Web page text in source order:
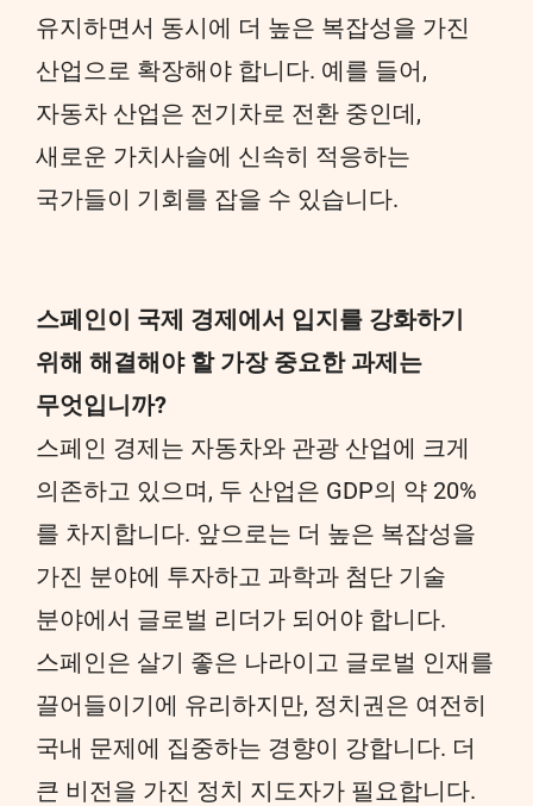
유지하면서 동시에 더 높은 복잡성을 가진
산업으로 확장해야 합니다. 예를 들어,
자동차 산업은 전기차로 전환 중인데,
새로운 가치사슬에 신속히 적응하는
국가들이 기회를 잡을 수 있습니다.
스페인이 국제 경제에서 입지를 강화하기
위해 해결해야 할 가장 중요한 과제는
무엇입니까?
스페인 경제는 자동차와 관광 산업에 크게
의존하고 있으며, 두 산업은 GDP의 약 20%
를 차지합니다. 앞으로는 더 높은 복잡성을
가진 분야에 투자하고 과학과 첨단 기술
분야에서 글로벌 리더가 되어야 합니다.
스페인은 살기 좋은 나라이고 글로벌 인재를
끌어들이기에 유리하지만, 정치권은 여전히
국내 문제에 집중하는 경향이 강합니다. 더
큰 비전을 가진 정치 지도자가 필요합니다.